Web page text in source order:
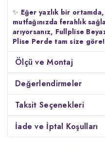
✨ Eğer yazlık bir
mutfağınızda ferahlık
arıyorsanız, Fullplise
Plise Perde tam size göre!
Ölçü ve Montaj
Değerlendirmeler
Taksit Seçenekleri
İade ve İptal Koşulları